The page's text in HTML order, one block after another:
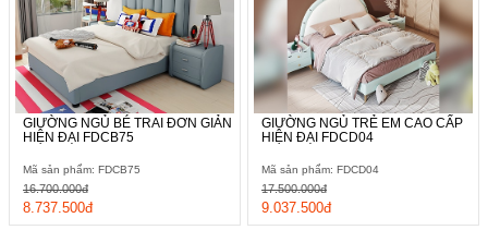
GIƯỜNG NGỦ BÉ TRAI ĐƠN GIẢN
HIỆN ĐẠI FDCB75
Mã sản phẩm: FDCB75
8.737.500đ
16.700.000đ
GIƯỜNG NGỦ TRẺ EM CAO CẤP
HIỆN ĐẠI FDCD04
Mã sản phẩm: FDCD04
9.037.500đ
17.500.000đ